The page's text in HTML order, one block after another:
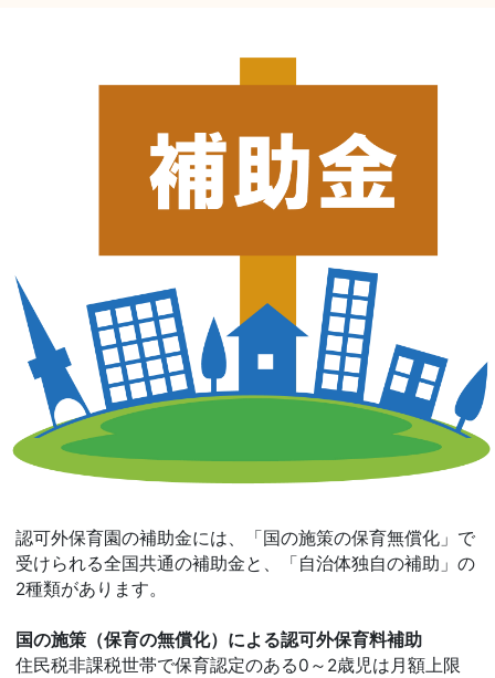
認可外保育園の補助金には、「国の施策の保育無償化」で
受けられる全国共通の補助金と、「自治体独自の補助」の
2種類があります。
国の施策（保育の無償化）による認可外保育料補助
住民税非課税世帯で保育認定のある0～2歳児は月額上限